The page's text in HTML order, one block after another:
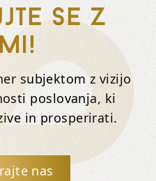
se z
subjektom z vizijo
poslovanja, ki
in prosperirati.
nas